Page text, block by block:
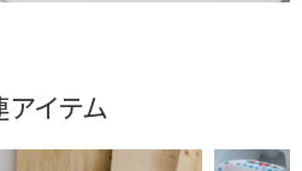
アイテム